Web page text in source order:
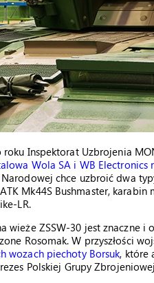
roku Inspektorat Uzbrojenia
Wola SA i WB Electronics
chce uzbroić dwa
Mk44S Bushmaster,
LR.
wieże ZSSW-30 jest znaczne
Rosomak. W przyszłości
wozach piechoty Borsuk, które
Polskiej Grupy